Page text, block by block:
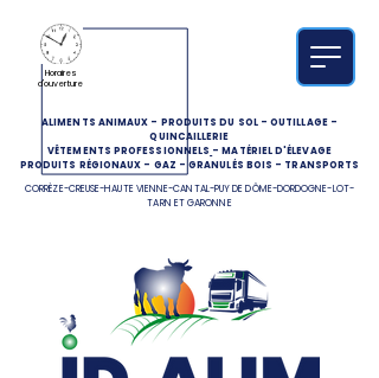
ALIMENTS ANIMAUX - PRODUITS DU SOL-OUTILLAGE-
QUINCAILLERIE
VÊTEMENTS PROFESSIONNELS -MATÉRIEL D'ÉLEVAGE
PRODUITS RÉGIONAUX - GAZ -GRANULÉS BOIS - TRANSPORTS
CORRÈZE-CREUSE-HAUTE VIENNE-CANTAL-PUY DE DÔME-DORDOGNE-LOT-
TARN ET GARONNE
Horaires
d'ouverture